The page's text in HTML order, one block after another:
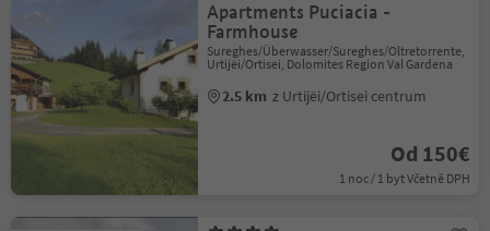
Apartments Puciacia -
Farmhouse
Sureghes/Überwasser/Sureghes/Oltretorrente,
Urtijëi/Ortisei, Dolomites Region Val Gardena
2.5 km z Urtijëi/Ortisei centrum
Od 150€
1 noc / 1 byt Včetně DPH